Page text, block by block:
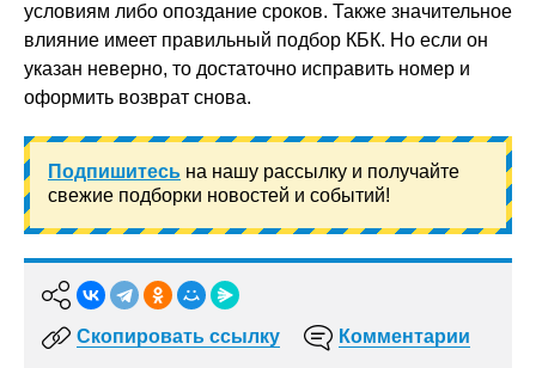
условиям либо опоздание сроков. Также значительное
влияние имеет правильный подбор КБК. Но если он
указан неверно, то достаточно исправить номер и
оформить возврат снова.
Подпишитесь на нашу рассылку и получайте
свежие подборки новостей и событий!
Скопировать ссылку Комментарии